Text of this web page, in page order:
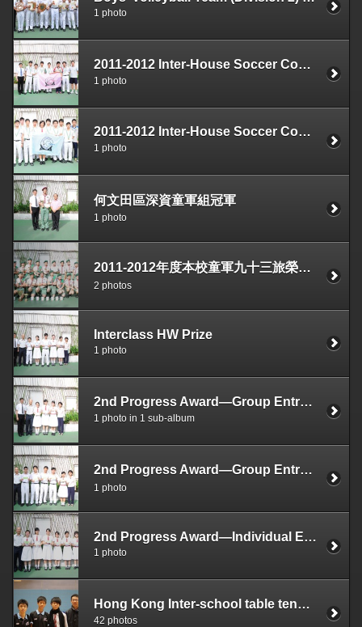
1 photo
2011-2012 Inter-House Soccer Completition Champion (Virture House)
1 photo
2011-2012 Inter-House Soccer Competition 1st Runners-up (Intellect House
1 photo
何文田區深資童軍組冠軍
1 photo
2011-2012年度本校童軍九十三旅榮獲多項獎勵
2 photos
Interclass HW Prize
1 photo
2nd Progress Award—Group Entry (CCLT)
1 photo in 1 sub-album
2nd Progress Award—Group Entry（補習要趁早）
1 photo
2nd Progress Award—Individual Entry
1 photo
Hong Kong Inter-school table tennis competition 2011-12
42 photos